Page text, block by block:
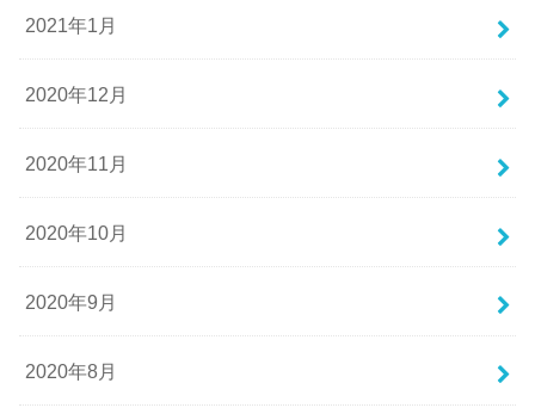
2021年1月
2020年12月
2020年11月
2020年10月
2020年9月
2020年8月